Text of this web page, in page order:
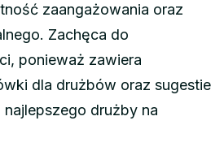
zaangażowania oraz
Zachęca do
ponieważ zawiera
dla drużbów oraz sugestie
drużby na